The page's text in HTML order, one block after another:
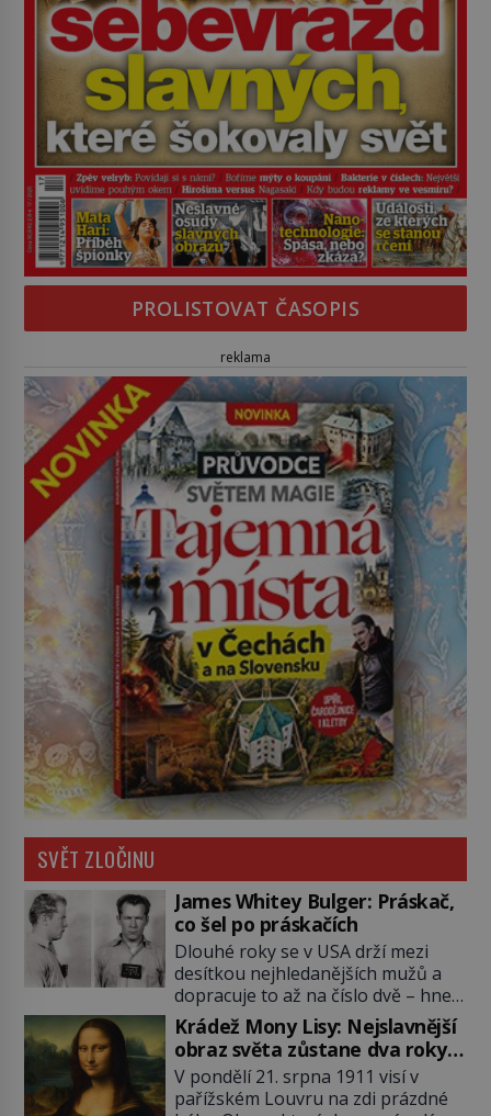
PROLISTOVAT ČASOPIS
reklama
SVĚT ZLOČINU
James Whitey Bulger: Práskač,
co šel po práskačích
Dlouhé roky se v USA drží mezi
desítkou nejhledanějších mužů a
dopracuje to až na číslo dvě – hned
po Usámovi bin Ládinovi (1957–
2011). To je James „Whitey“ Bulger
(1929–2018) viněný ze spoluúčasti
na 19 vraždách, vydírání a lichvy. A
samozřejmě, krom toho je ještě
Krádež Mony Lisy: Nejslavnější
obraz světa zůstane dva roky
nezvěstný
V pondělí 21. srpna 1911 visí v
pařížském Louvru na zdi prázdné